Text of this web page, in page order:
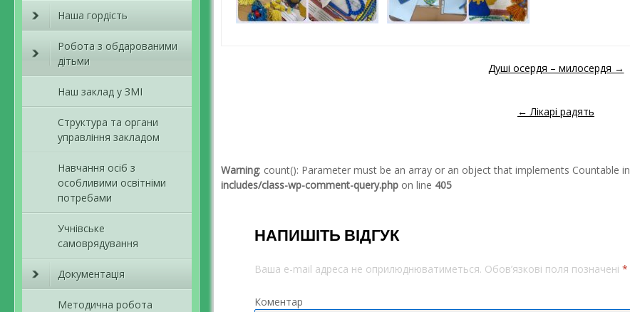
Наша гордість
Робота з обдарованими
дітьми
Наш заклад у ЗМІ
Структура та органи
управління закладом
Навчання осіб з
особливими освітніми
потребами
Учнівське
самоврядування
Документація
Методична робота
Душі осердя – милосердя →
← Лікарі радять
Warning: count(): Parameter must be an array or an object that implements Countable in
includes/class-wp-comment-query.php on line 405
НАПИШІТЬ ВІДГУК
Ваша e-mail адреса не оприлюднюватиметься. Обов’язкові поля позначені *
Коментар